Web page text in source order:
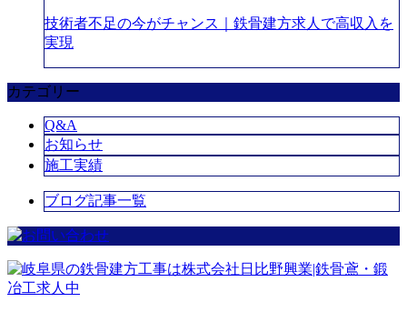
技術者不足の今がチャンス｜鉄骨建方求人で高収入を
実現
カテゴリー
Q&A
お知らせ
施工実績
ブログ記事一覧